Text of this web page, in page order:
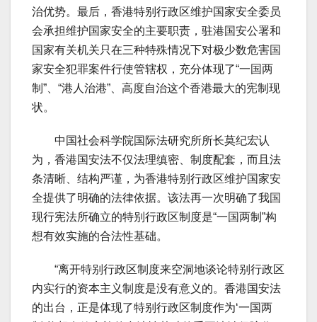
治优势。最后，香港特别行政区维护国家安全委员
会承担维护国家安全的主要职责，驻港国安公署和
国家有关机关只在三种特殊情况下对极少数危害国
家安全犯罪案件行使管辖权，充分体现了“一国两
制”、“港人治港”、高度自治这个香港最大的宪制现
状。
中国社会科学院国际法研究所所长莫纪宏认
为，香港国安法不仅法理缜密、制度配套，而且法
条清晰、结构严谨，为香港特别行政区维护国家安
全提供了明确的法律依据。该法再一次明确了我国
现行宪法所确立的特别行政区制度是“一国两制”构
想有效实施的合法性基础。
“离开特别行政区制度来空洞地谈论特别行政区
内实行的资本主义制度是没有意义的。香港国安法
的出台，正是体现了特别行政区制度作为‘一国两